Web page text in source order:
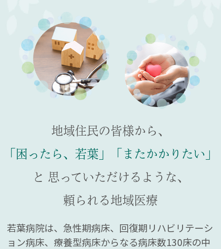
地域住民の皆様から、
「困ったら、若葉」「またかかりたい」
と 思っていただけるような、
頼られる地域医療
若葉病院は、急性期病床、回復期リハビリテーシ
ョン病床、療養型病床からなる病床数130床の中